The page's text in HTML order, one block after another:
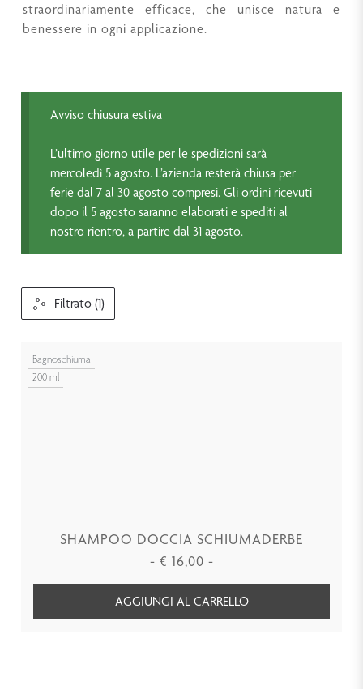
straordinariamente efficace, che unisce natura e
benessere in ogni applicazione.
Avviso chiusura estiva
L’ultimo giorno utile per le spedizioni sarà
mercoledì 5 agosto. L’azienda resterà chiusa per
ferie dal 7 al 30 agosto compresi. Gli ordini ricevuti
dopo il 5 agosto saranno elaborati e spediti al
nostro rientro, a partire dal 31 agosto.
Filtrato (1)
Bagnoschiuma
200 ml
SHAMPOO DOCCIA SCHIUMADERBE
- € 16,00 -
AGGIUNGI AL CARRELLO